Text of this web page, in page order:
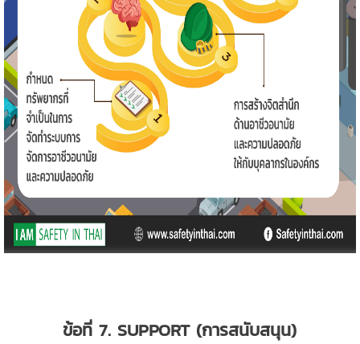
ข้อที่7. SUPPORT (การสนับสนุน)